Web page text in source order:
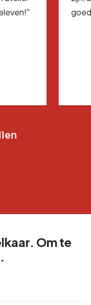
Om te